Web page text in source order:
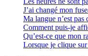
J’ai changé mon
Ma langue n’est pas
Comment puis-je
Qu’est-ce que mon
Lorsque je clique